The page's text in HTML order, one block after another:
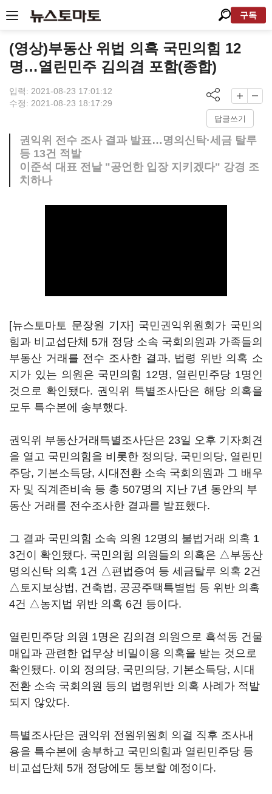
구독
(영상)부동산 위법 의혹 국민의힘 12
명…열린민주 김의겸 포함(종합)
입력: 2021-08-23 17:01:12
수정: 2021-08-23 18:17:29
답글쓰기
권익위 전수 조사 결과 발표…명의신탁·세금 탈루
등 13건 적발
이준석 대표 전날 "공언한 입장 지키겠다" 강경 조
치하나
[뉴스토마토 문장원 기자] 국민권익위원회가 국민의
힘과 비교섭단체 5개 정당 소속 국회의원과 가족들의
부동산 거래를 전수 조사한 결과, 법령 위반 의혹 소
지가 있는 의원은 국민의힘 12명, 열린민주당 1명인
것으로 확인됐다. 권익위 특별조사단은 해당 의혹을
모두 특수본에 송부했다.
권익위 부동산거래특별조사단은 23일 오후 기자회견
을 열고 국민의힘을 비롯한 정의당, 국민의당, 열린민
주당, 기본소득당, 시대전환 소속 국회의원과 그 배우
자 및 직계존비속 등 총 507명의 지난 7년 동안의 부
동산 거래를 전수조사한 결과를 발표했다.
그 결과 국민의힘 소속 의원 12명의 불법거래 의혹 1
3건이 확인됐다. 국민의힘 의원들의 의혹은 △부동산
명의신탁 의혹 1건 △편법증여 등 세금탈루 의혹 2건
△토지보상법, 건축법, 공공주택특별법 등 위반 의혹
4건 △농지법 위반 의혹 6건 등이다.
열린민주당 의원 1명은 김의겸 의원으로 흑석동 건물
매입과 관련한 업무상 비밀이용 의혹을 받는 것으로
확인됐다. 이외 정의당, 국민의당, 기본소득당, 시대
전환 소속 국회의원 등의 법령위반 의혹 사례가 적발
되지 않았다.
특별조사단은 권익위 전원위원회 의결 직후 조사내
용을 특수본에 송부하고 국민의힘과 열린민주당 등
비교섭단체 5개 정당에도 통보할 예정이다.